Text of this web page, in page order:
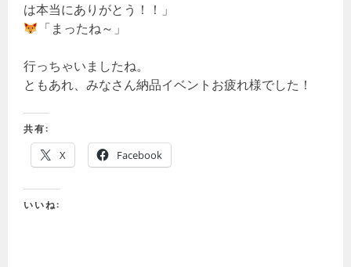
は本当にありがとう！！」
「まったね～」
行っちゃいましたね。
ともあれ、みなさん納品イベントお疲れ様でした！
共有:
X Facebook
いいね: